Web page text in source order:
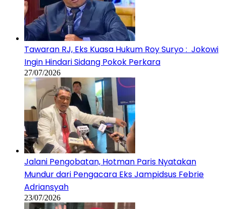
Tawaran RJ, Eks Kuasa Hukum Roy Suryo : Jokowi
Ingin Hindari Sidang Pokok Perkara
27/07/2026
Jalani Pengobatan, Hotman Paris Nyatakan
Mundur dari Pengacara Eks Jampidsus Febrie
Adriansyah
23/07/2026